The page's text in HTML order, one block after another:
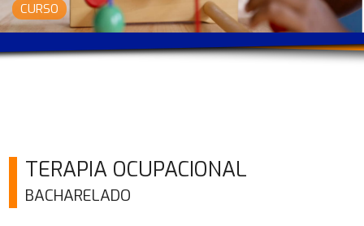
CURSO
TERAPIA OCUPACIONAL
BACHARELADO